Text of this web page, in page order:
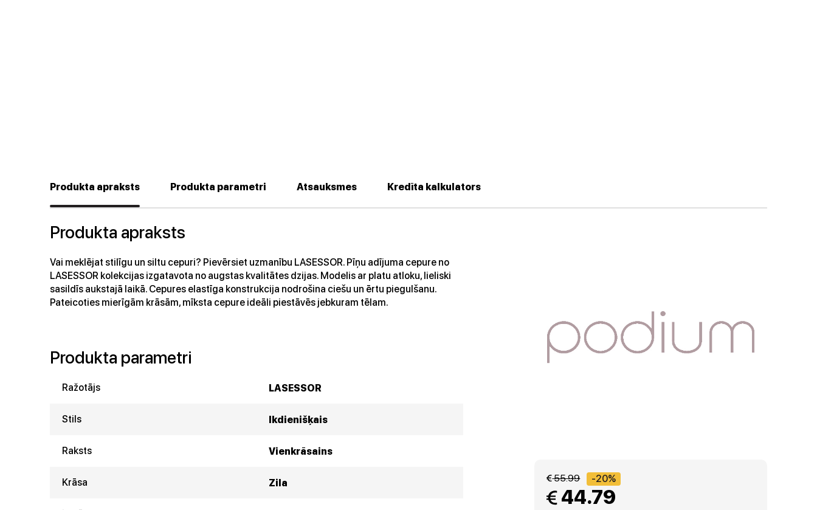
Produkta apraksts Produkta parametri Atsauksmes Kredīta kalkulators
Produkta apraksts
Vai meklējat stilīgu un siltu cepuri? Pievērsiet uzmanību LASESSOR. Pīņu adījuma cepure no
LASESSOR kolekcijas izgatavota no augstas kvalitātes dzijas. Modelis ar platu atloku, lieliski
sasildīs aukstajā laikā. Cepures elastīga konstrukcija nodrošina ciešu un ērtu piegulšanu.
Pateicoties mierīgām krāsām, mīksta cepure ideāli piestāvēs jebkuram tēlam.
Produkta parametri
Ražotājs LASESSOR
Stils Ikdienišķais
Raksts Vienkrāsains
Krāsa Zila 55.99 -20%
44.79